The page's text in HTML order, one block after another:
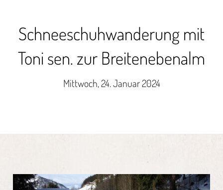
Schneeschuhwanderung mit
Toni sen. zur Breitenebenalm
Mittwoch, 24. Januar 2024